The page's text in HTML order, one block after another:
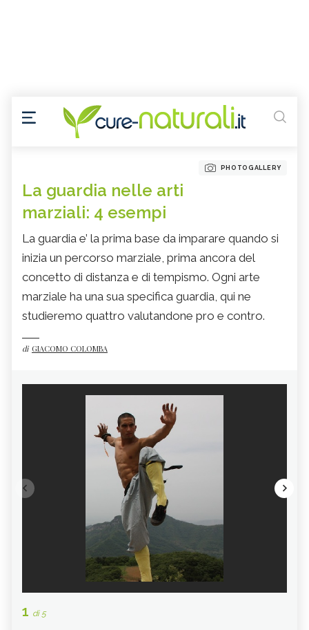
PHOTOGALLERY
La guardia nelle arti
marziali: 4 esempi
La guardia e’ la prima base da imparare quando si
inizia un percorso marziale, prima ancora del
concetto di distanza e di tempismo. Ogni arte
marziale ha una sua specifica guardia, qui ne
studieremo quattro valutandone pro e contro.
di GIACOMO COLOMBA
1 di 5